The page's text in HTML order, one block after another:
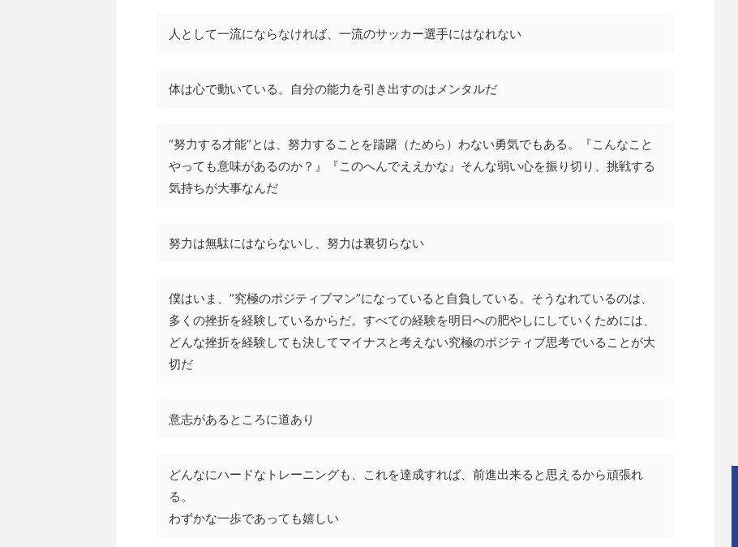
人として一流にならなければ、一流のサッカー選手にはなれない
体は心で動いている。自分の能力を引き出すのはメンタルだ
“努力する才能”とは、努力することを躊躇（ためら）わない勇気でもある。『こんなこと
やっても意味があるのか？』『このへんでええかな』そんな弱い心を振り切り、挑戦する
気持ちが大事なんだ
努力は無駄にはならないし、努力は裏切らない
僕はいま、”究極のポジティブマン”になっていると自負している。そうなれているのは、
多くの挫折を経験しているからだ。すべての経験を明日への肥やしにしていくためには、
どんな挫折を経験しても決してマイナスと考えない究極のポジティブ思考でいることが大
切だ
意志があるところに道あり
どんなにハードなトレーニングも、これを達成すれば、前進出来ると思えるから頑張れ
る。
わずかな一歩であっても嬉しい